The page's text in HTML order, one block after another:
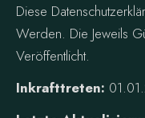
Diese
Werden. Die Jeweils
Veröffentlicht.
Inkrafttreten: